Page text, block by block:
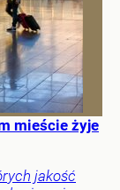
mieście żyje
jakość